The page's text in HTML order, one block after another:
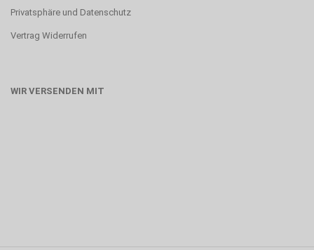
Privatsphäre und Datenschutz
Vertrag Widerrufen
WIR VERSENDEN MIT